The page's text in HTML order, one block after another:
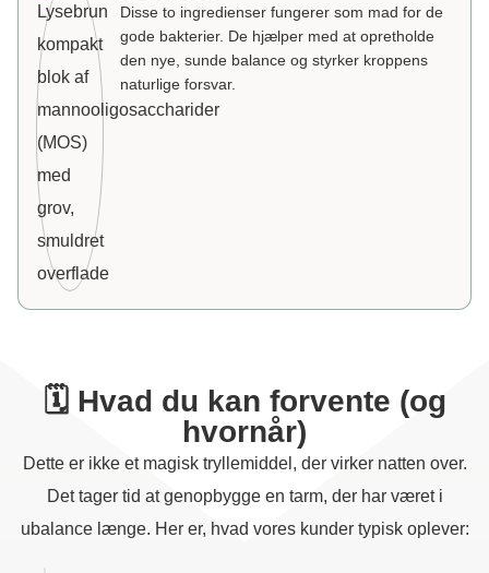
Disse to ingredienser fungerer som mad for de
gode bakterier. De hjælper med at opretholde
den nye, sunde balance og styrker kroppens
naturlige forsvar.
🗓️ Hvad du kan forvente (og
hvornår)
Dette er ikke et magisk tryllemiddel, der virker natten over.
Det tager tid at genopbygge en tarm, der har været i
ubalance længe. Her er, hvad vores kunder typisk oplever: